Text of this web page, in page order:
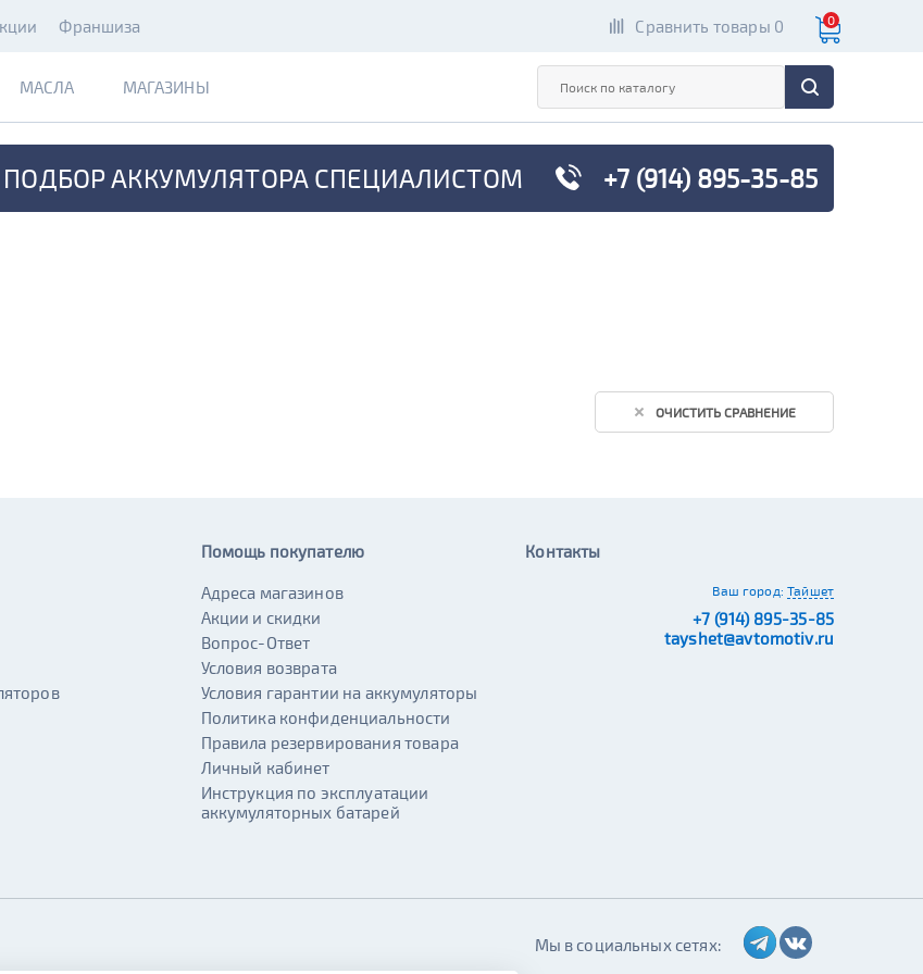
Франшиза Сравнить товары 0 0
МАСЛА МАГАЗИНЫ
ПОДБОР АККУМУЛЯТОРА СПЕЦИАЛИСТОМ +7 (914) 895-35-85
ОЧИСТИТЬ СРАВНЕНИЕ
Помощь покупателю
Адреса магазинов
Акции и скидки
Вопрос-Ответ
Условия возврата
Условия гарантии на аккумуляторы
Политика конфиденциальности
Правила резервирования товара
Личный кабинет
Инструкция по эксплуатации
аккумуляторных батарей
Контакты
Ваш город: Тайшет
+7 (914) 895-35-85
tayshet@avtomotiv.ru
Мы в социальных сетях: